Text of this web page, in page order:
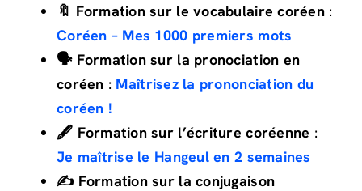
🔖 Formation sur le vocabulaire coréen:
Coréen – Mes 1000 premiers mots
🗣️ Formation sur la pronociation en
coréen : Maîtrisez la prononciation du
coréen !
🖋️ Formation sur l’écriture coréenne :
Je maîtrise le Hangeul en 2 semaines
✍️ Formation sur la conjugaison